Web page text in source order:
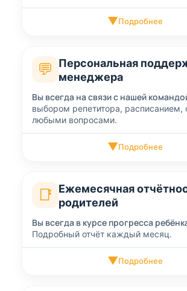
▼Подробнее
💬
Персональная
менеджера
Вы всегда на связи с нашей
выбором репетитора, расписанием,
любыми вопросами.
▼Подробнее
📑
Ежемесячная
родителей
Вы всегда в курсе прогресса
Подробный отчёт каждый месяц.
▼Подробнее